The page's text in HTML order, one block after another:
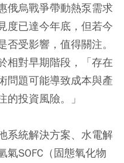
俄烏戰爭帶動熱泵需求
度已達今年底，但若今
受影響，值得關注。
相對早期階段，「存在
問題可能導致成本與產
的投資風險。」
系統解決方案、水電解
氣SOFC（固態氧化物